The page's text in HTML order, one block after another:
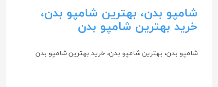
شامپو بدن، بهترین شامپو بدن،
خرید بهترین شامپو بدن
شامپو بدن، بهترین شامپو بدن، خرید بهترین شامپو بدن